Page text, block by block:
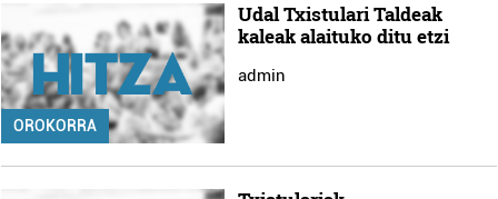
OROKORRA
Udal Txistulari Taldeak
kaleak alaituko ditu etzi
admin